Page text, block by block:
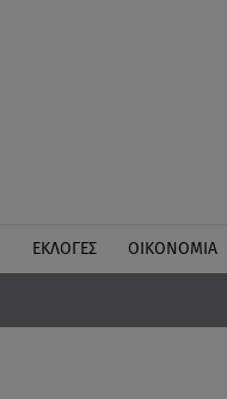
ΕΚΛΟΓΕΣ ΟΙΚΟΝΟΜΙΑ